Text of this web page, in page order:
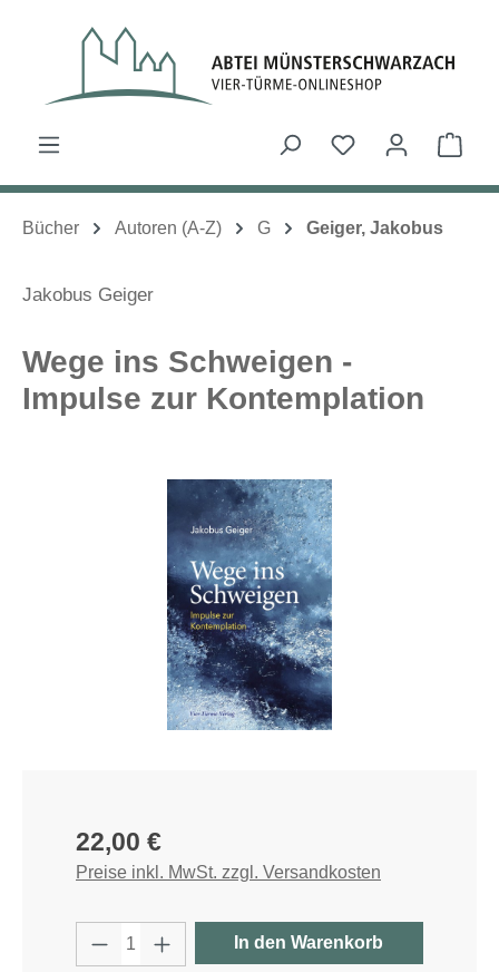
Zum Hauptinhalt springen
Du hast 0
Bücher Autoren (A-Z) G Geiger, Jakobus
Jakobus Geiger
Wege ins Schweigen -
Impulse zur Kontemplation
Bildergalerie überspringen
Regulärer Preis:
22,00 €
Preise inkl. MwSt. zzgl. Versandkosten
Produkt Anzahl: Gib den
In den Warenkorb